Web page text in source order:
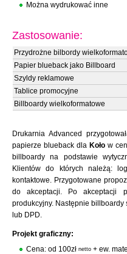
Można wydrukować inne
Zastosowanie:
Przydrożne bilbordy
Papier blueback jako Billboard
Szyldy reklamowe
Tablice promocyjne
Billboardy wielkoformatowe
Drukarnia Advanced
papierze blueback dla Koło w
billboardy na podstawie
Klientów do których należą:
kontaktowe. Przygotowane
do akceptacji. Po akceptacji
produkcyjny. Następnie billboardy
lub DPD.
Projekt graficzny:
Cena: od 100zł netto + ew.